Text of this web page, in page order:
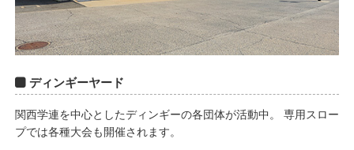
ディンギーヤード
関西学連を中心としたディンギーの各団体が活動中。 専用スロー
プでは各種大会も開催されます。